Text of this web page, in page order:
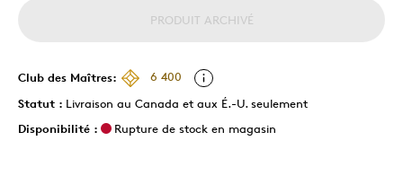
PRODUIT ARCHIVÉ
Club des Maîtres:
6 400
Statut : Livraison au Canada et aux É.-U. seulement
Disponibilité :
Rupture de stock en magasin